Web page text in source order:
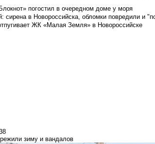
погостил в очередном доме у моря
сирена в Новороссийска, обломки повредили и
ЖК «Малая Земля» в Новороссийске
зиму и вандалов